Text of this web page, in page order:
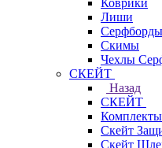
Коврики
Лиши
Серфборды
Скимы
Чехлы
СКЕЙТ
Назад
СКЕЙТ
Комплекты
Скейт
Скейт